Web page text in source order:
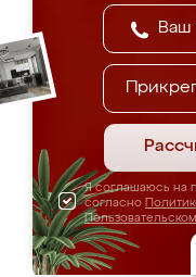
Я соглашаюсь на
согласно